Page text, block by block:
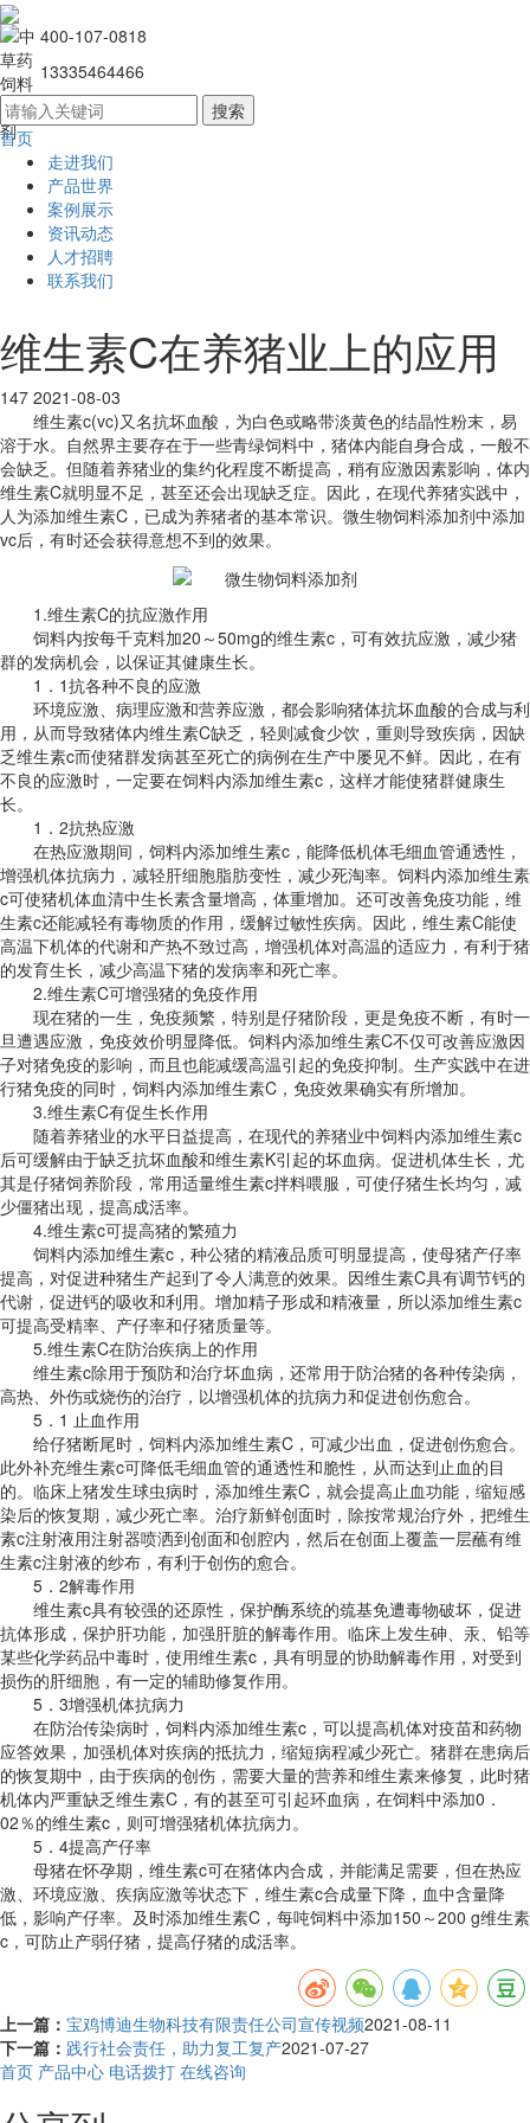
400-107-0818
13335464466
首页
走进我们
产品世界
案例展示
资讯动态
人才招聘
联系我们
维生素C在养猪业上的应用
147 2021-08-03
维生素c(vc)又名抗坏血酸，为白色或略带淡黄色的结晶性粉末，易
溶于水。自然界主要存在于一些青绿饲料中，猪体内能自身合成，一般不
会缺乏。但随着养猪业的集约化程度不断提高，稍有应激因素影响，体内
维生素C就明显不足，甚至还会出现缺乏症。因此，在现代养猪实践中，
人为添加维生素C，已成为养猪者的基本常识。微生物饲料添加剂中添加
vc后，有时还会获得意想不到的效果。
1.维生素C的抗应激作用
饲料内按每千克料加20～50mg的维生素c，可有效抗应激，减少猪
群的发病机会，以保证其健康生长。
1．1抗各种不良的应激
环境应激、病理应激和营养应激，都会影响猪体抗坏血酸的合成与利
用，从而导致猪体内维生素C缺乏，轻则减食少饮，重则导致疾病，因缺
乏维生素c而使猪群发病甚至死亡的病例在生产中屡见不鲜。因此，在有
不良的应激时，一定要在饲料内添加维生素c，这样才能使猪群健康生
长。
1．2抗热应激
在热应激期间，饲料内添加维生素c，能降低机体毛细血管通透性，
增强机体抗病力，减轻肝细胞脂肪变性，减少死淘率。饲料内添加维生素
c可使猪机体血清中生长素含量增高，体重增加。还可改善免疫功能，维
生素c还能减轻有毒物质的作用，缓解过敏性疾病。因此，维生素C能使
高温下机体的代谢和产热不致过高，增强机体对高温的适应力，有利于猪
的发育生长，减少高温下猪的发病率和死亡率。
2.维生素C可增强猪的免疫作用
现在猪的一生，免疫频繁，特别是仔猪阶段，更是免疫不断，有时一
旦遭遇应激，免疫效价明显降低。饲料内添加维生素C不仅可改善应激因
子对猪免疫的影响，而且也能减缓高温引起的免疫抑制。生产实践中在进
行猪免疫的同时，饲料内添加维生素C，免疫效果确实有所增加。
3.维生素C有促生长作用
随着养猪业的水平日益提高，在现代的养猪业中饲料内添加维生素c
后可缓解由于缺乏抗坏血酸和维生素K引起的坏血病。促进机体生长，尤
其是仔猪饲养阶段，常用适量维生素c拌料喂服，可使仔猪生长均匀，减
少僵猪出现，提高成活率。
4.维生素c可提高猪的繁殖力
饲料内添加维生素c，种公猪的精液品质可明显提高，使母猪产仔率
提高，对促进种猪生产起到了令人满意的效果。因维生素C具有调节钙的
代谢，促进钙的吸收和利用。增加精子形成和精液量，所以添加维生素c
可提高受精率、产仔率和仔猪质量等。
5.维生素C在防治疾病上的作用
维生素c除用于预防和治疗坏血病，还常用于防治猪的各种传染病，
高热、外伤或烧伤的治疗，以增强机体的抗病力和促进创伤愈合。
5．1 止血作用
给仔猪断尾时，饲料内添加维生素C，可减少出血，促进创伤愈合。
此外补充维生素c可降低毛细血管的通透性和脆性，从而达到止血的目
的。临床上猪发生球虫病时，添加维生素C，就会提高止血功能，缩短感
染后的恢复期，减少死亡率。治疗新鲜创面时，除按常规治疗外，把维生
素c注射液用注射器喷洒到创面和创腔内，然后在创面上覆盖一层蘸有维
生素c注射液的纱布，有利于创伤的愈合。
5．2解毒作用
维生素c具有较强的还原性，保护酶系统的巯基免遭毒物破坏，促进
抗体形成，保护肝功能，加强肝脏的解毒作用。临床上发生砷、汞、铅等
某些化学药品中毒时，使用维生素c，具有明显的协助解毒作用，对受到
损伤的肝细胞，有一定的辅助修复作用。
5．3增强机体抗病力
在防治传染病时，饲料内添加维生素c，可以提高机体对疫苗和药物
应答效果，加强机体对疾病的抵抗力，缩短病程减少死亡。猪群在患病后
的恢复期中，由于疾病的创伤，需要大量的营养和维生素来修复，此时猪
机体内严重缺乏维生素C，有的甚至可引起环血病，在饲料中添加0．
02％的维生素c，则可增强猪机体抗病力。
5．4提高产仔率
母猪在怀孕期，维生素c可在猪体内合成，并能满足需要，但在热应
激、环境应激、疾病应激等状态下，维生素c合成量下降，血中含量降
低，影响产仔率。及时添加维生素C，每吨饲料中添加150～200 g维生素
c，可防止产弱仔猪，提高仔猪的成活率。
上一篇： 宝鸡博迪生物科技有限责任公司宣传视频2021-08-11
下一篇： 践行社会责任，助力复工复产2021-07-27
首页 产品中心 电话拨打 在线咨询